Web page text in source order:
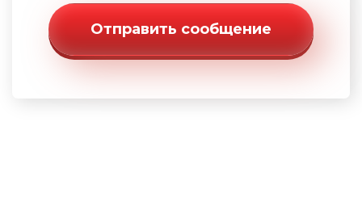
Отправить сообщение